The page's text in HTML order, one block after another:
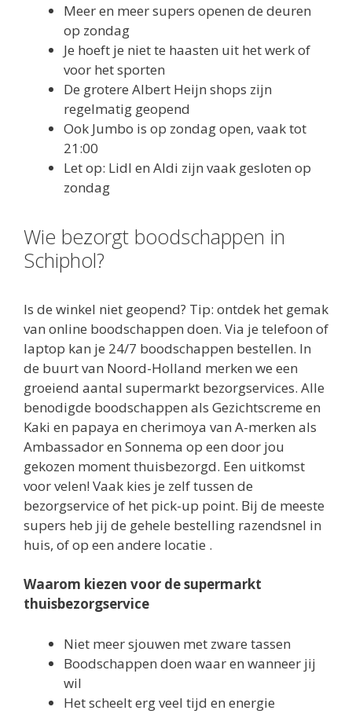
Meer en meer supers openen de deuren
op zondag
Je hoeft je niet te haasten uit het werk of
voor het sporten
De grotere Albert Heijn shops zijn
regelmatig geopend
Ook Jumbo is op zondag open, vaak tot
21:00
Let op: Lidl en Aldi zijn vaak gesloten op
zondag
Wie bezorgt boodschappen in
Schiphol?
Is de winkel niet geopend? Tip: ontdek het gemak
van online boodschappen doen. Via je telefoon of
laptop kan je 24/7 boodschappen bestellen. In
de buurt van Noord-Holland merken we een
groeiend aantal supermarkt bezorgservices. Alle
benodigde boodschappen als Gezichtscreme en
Kaki en papaya en cherimoya van A-merken als
Ambassador en Sonnema op een door jou
gekozen moment thuisbezorgd. Een uitkomst
voor velen! Vaak kies je zelf tussen de
bezorgservice of het pick-up point. Bij de meeste
supers heb jij de gehele bestelling razendsnel in
huis, of op een andere locatie .
Waarom kiezen voor de supermarkt
thuisbezorgservice
Niet meer sjouwen met zware tassen
Boodschappen doen waar en wanneer jij
wil
Het scheelt erg veel tijd en energie